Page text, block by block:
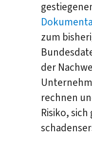
zum
der
rechnen
Risiko,